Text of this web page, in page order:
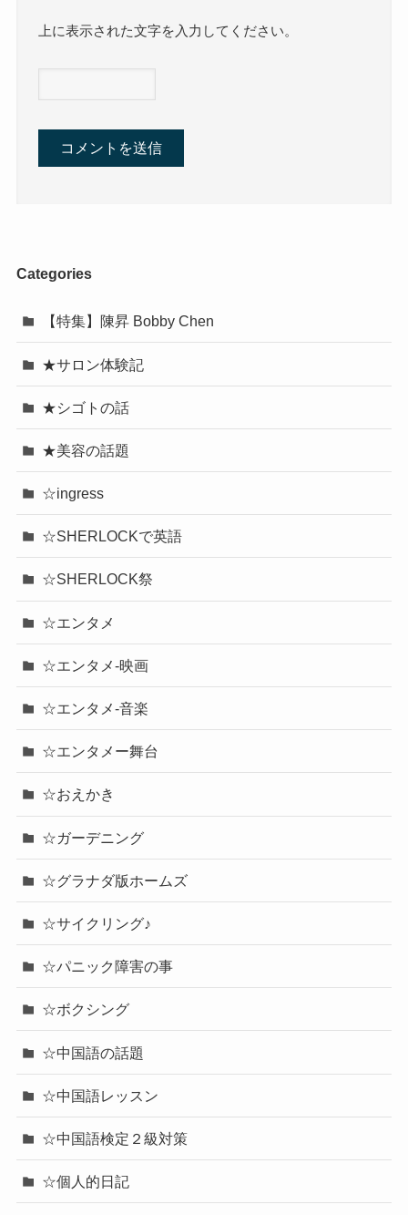
上に表示された文字を入力してください。
Categories
【特集】陳昇 Bobby Chen
★サロン体験記
★シゴトの話
★美容の話題
☆ingress
☆SHERLOCKで英語
☆SHERLOCK祭
☆エンタメ
☆エンタメ-映画
☆エンタメ-音楽
☆エンタメー舞台
☆おえかき
☆ガーデニング
☆グラナダ版ホームズ
☆サイクリング♪
☆パニック障害の事
☆ボクシング
☆中国語の話題
☆中国語レッスン
☆中国語検定２級対策
☆個人的日記